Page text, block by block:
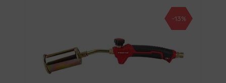
-13%